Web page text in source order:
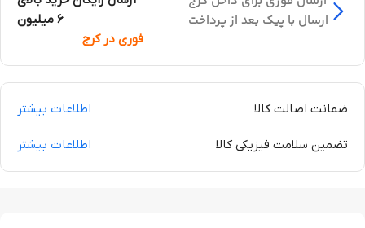
ارسال با پیک بعد از پرداخت
6 میلیون
فوری در کرج
ضمانت اصالت کالا اطلاعات بیشتر
تضمین سلامت فیزیکی کالا اطلاعات بیشتر